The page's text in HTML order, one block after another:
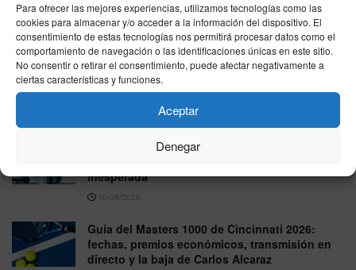
Para ofrecer las mejores experiencias, utilizamos tecnologías como las
cookies para almacenar y/o acceder a la información del dispositivo. El
consentimiento de estas tecnologías nos permitirá procesar datos como el
comportamiento de navegación o las identificaciones únicas en este sitio.
No consentir o retirar el consentimiento, puede afectar negativamente a
ciertas características y funciones.
Aceptar
Denegar
El Manchester City prepara casi 270 millones
para suplir la partida de Rodri
10/08/2026
Williams mueve ficha ante las dudas de Carlos
Sainz y ya negocia con Sergio Pérez para 2027
Mbappé pone fin a 19 años con Nike y negocia
inesperada
10/08/2026
Guía del Masters 1000 de Cincinnati 2026:
fechas, premios económicos, transmisión en
directo y la baja de Carlos Alcaraz